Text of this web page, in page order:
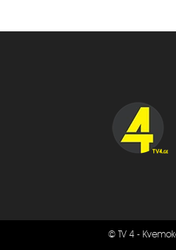
© TV 4 -